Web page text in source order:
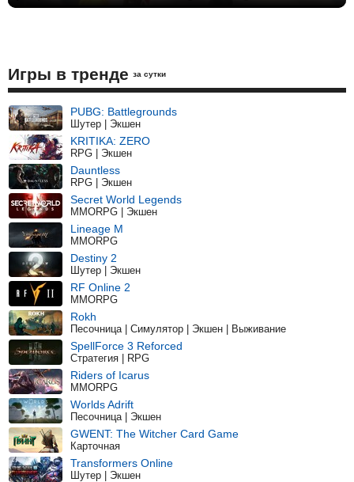
Игры в тренде за сутки
PUBG: Battlegrounds
Шутер | Экшен
KRITIKA: ZERO
RPG | Экшен
Dauntless
RPG | Экшен
Secret World Legends
MMORPG | Экшен
Lineage M
MMORPG
Destiny 2
Шутер | Экшен
RF Online 2
MMORPG
Rokh
Песочница | Симулятор | Экшен | Выживание
SpellForce 3 Reforced
Стратегия | RPG
Riders of Icarus
MMORPG
Worlds Adrift
Песочница | Экшен
GWENT: The Witcher Card Game
Карточная
Transformers Online
Шутер | Экшен